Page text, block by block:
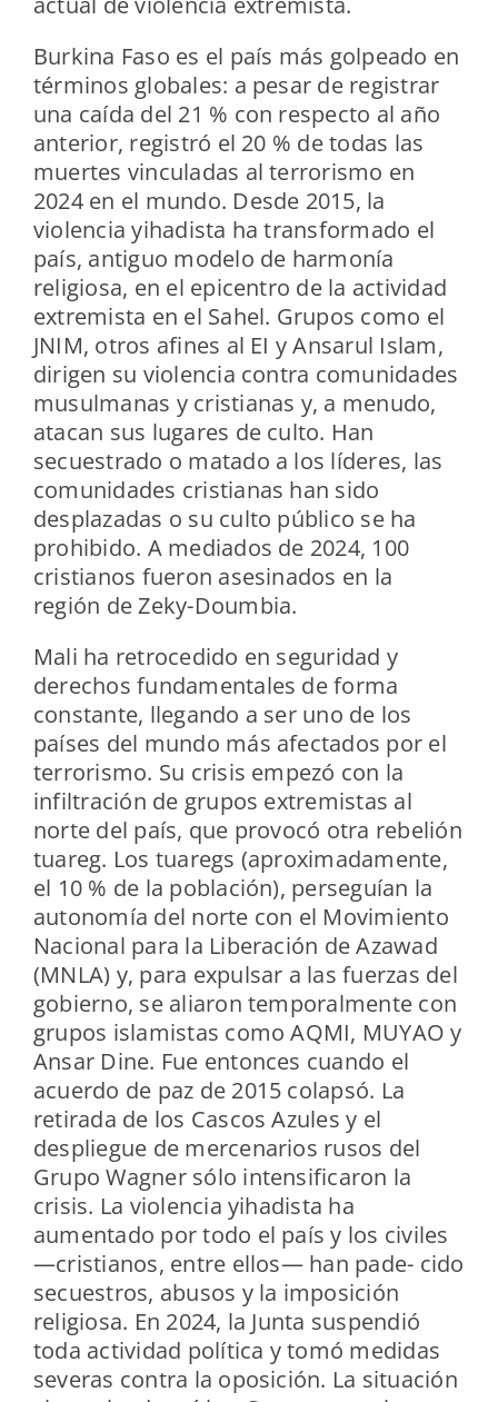
Burkina Faso es el país más golpeado en
términos globales: a pesar de registrar
una caída del 21 % con respecto al año
anterior, registró el 20 % de todas las
muertes vinculadas al terrorismo en
2024 en el mundo. Desde 2015, la
violencia yihadista ha transformado el
país, antiguo modelo de harmonía
religiosa, en el epicentro de la actividad
extremista en el Sahel. Grupos como el
JNIM, otros afines al EI y Ansarul Islam,
dirigen su violencia contra comunidades
musulmanas y cristianas y, a menudo,
atacan sus lugares de culto. Han
secuestrado o matado a los líderes, las
comunidades cristianas han sido
desplazadas o su culto público se ha
prohibido. A mediados de 2024, 100
cristianos fueron asesinados en la
región de Zeky-Doumbia.
Mali ha retrocedido en seguridad y
derechos fundamentales de forma
constante, llegando a ser uno de los
países del mundo más afectados por el
terrorismo. Su crisis empezó con la
infiltración de grupos extremistas al
norte del país, que provocó otra rebelión
tuareg. Los tuaregs (aproximadamente,
el 10 % de la población), perseguían la
autonomía del norte con el Movimiento
Nacional para la Liberación de Azawad
(MNLA) y, para expulsar a las fuerzas del
gobierno, se aliaron temporalmente con
grupos islamistas como AQMI, MUYAO y
Ansar Dine. Fue entonces cuando el
acuerdo de paz de 2015 colapsó. La
retirada de los Cascos Azules y el
despliegue de mercenarios rusos del
Grupo Wagner sólo intensificaron la
crisis. La violencia yihadista ha
aumentado por todo el país y los civiles
—cristianos, entre ellos— han pade- cido
secuestros, abusos y la imposición
religiosa. En 2024, la Junta suspendió
toda actividad política y tomó medidas
severas contra la oposición. La situación